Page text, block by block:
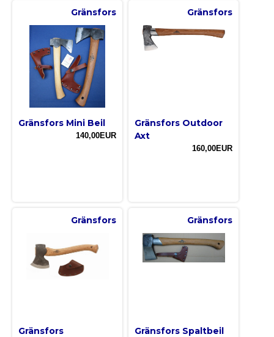
Gränsfors
Gränsfors Mini Beil
140,00EUR
Gränsfors
Gränsfors Outdoor
Axt
160,00EUR
Gränsfors
Gränsfors
Gränsfors
Gränsfors Spaltbeil